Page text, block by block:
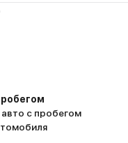
авто с пробегом